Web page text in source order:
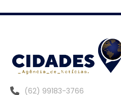
(62) 99183-3766